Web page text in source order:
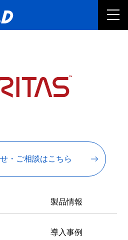
・ご相談はこちら
製品情報
導入事例